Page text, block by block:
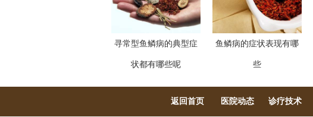
寻常型鱼鳞病的典型症
状都有哪些呢
鱼鳞病的症状表现有哪
些
返回首页 医院动态 诊疗技术